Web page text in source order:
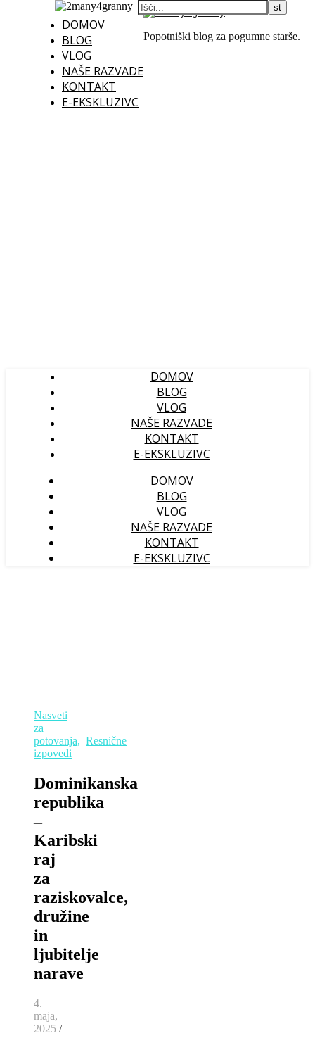
DOMOV
BLOG
VLOG
NAŠE RAZVADE
KONTAKT
E-EKSKLUZIVC
Popotniški blog za pogumne starše.
DOMOV
BLOG
VLOG
NAŠE RAZVADE
KONTAKT
E-EKSKLUZIVC
DOMOV
BLOG
VLOG
NAŠE RAZVADE
KONTAKT
E-EKSKLUZIVC
Nasveti
za
potovanja, Resnične
izpovedi
Dominikanska
republika
–
Karibski
raj
za
raziskovalce,
družine
in
ljubitelje
narave
4.
maja,
2025 /